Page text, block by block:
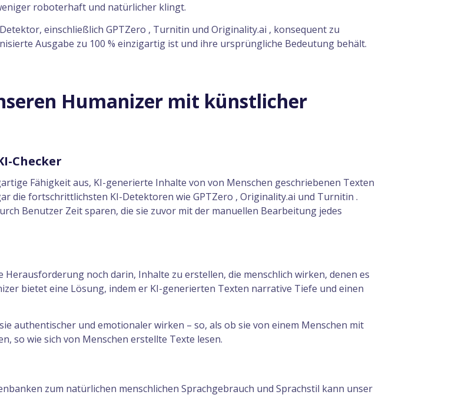
roboterhaft und natürlicher klingt.
einschließlich GPTZero , Turnitin und Originality.ai , konsequent zu
Ausgabe zu 100 % einzigartig ist und ihre ursprüngliche Bedeutung behält.
Humanizer mit künstlicher
Checker
Fähigkeit aus, KI-generierte Inhalte von von Menschen geschriebenen Texten
die fortschrittlichsten KI-Detektoren wie GPTZero , Originality.ai und Turnitin .
Benutzer Zeit sparen, die sie zuvor mit der manuellen Bearbeitung jedes
noch darin, Inhalte zu erstellen, die menschlich wirken, denen es
bietet eine Lösung, indem er KI-generierten Texten narrative Tiefe und einen
authentischer und emotionaler wirken – so, als ob sie von einem Menschen mit
so wie sich von Menschen erstellte Texte lesen.
zum natürlichen menschlichen Sprachgebrauch und Sprachstil kann unser